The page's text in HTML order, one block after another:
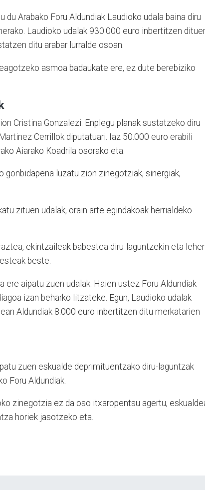
Arabako Foru Aldundiak Laudioko udala baina diru
Laudioko udalak 930.000 euro inbertitzen
ditu arabar lurralde osoan.
asmoa badaukate ere, ez dute berebiziko
Cristina Gonzalezi. Enplegu planak sustatzeko diru
Cerrillok diputatuari. Iaz 50.000 euro erabili
Aiarako Koadrila osorako eta.
gonbidapena luzatu zion zinegotziak, sinergiak,
zituen udalak, orain arte egindakoak herrialdeko
ekintzaileak babestea diru-laguntzekin eta
beste.
aipatu zuen udalak. Haien ustez Foru Aldundiak
izan beharko litzateke. Egun, Laudioko udalak
Aldundiak 8.000 euro inbertitzen ditu merkatarien
zuen eskualde deprimituentzako diru-laguntzak
Foru Aldundiak.
zinegotzia ez da oso itxaropentsu agertu,
horiek jasotzeko eta.